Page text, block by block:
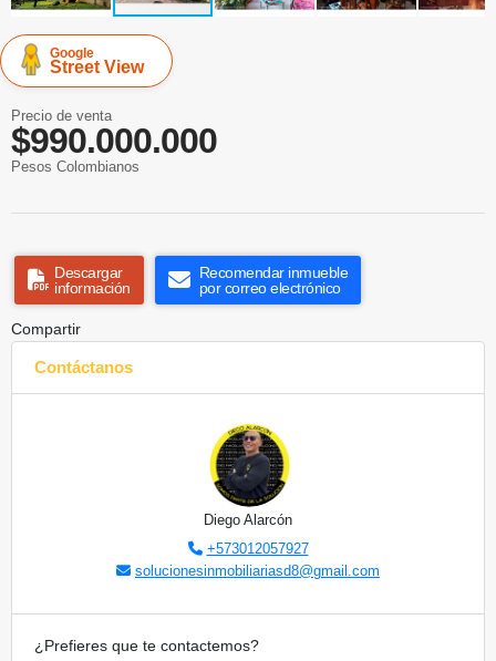
Google
Street View
Precio de venta
$990.000.000
Pesos Colombianos
Descargar
información
Recomendar inmueble
por correo electrónico
Compartir
Contáctanos
Diego Alarcón
+573012057927
solucionesinmobiliariasd8@gmail.com
¿Prefieres que te contactemos?